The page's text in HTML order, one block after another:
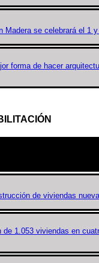
Madera se celebrará el 1
forma de hacer
de viviendas
1.053 viviendas en